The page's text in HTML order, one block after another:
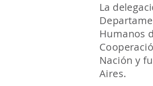
La
Humanos
Nación y
Aires.